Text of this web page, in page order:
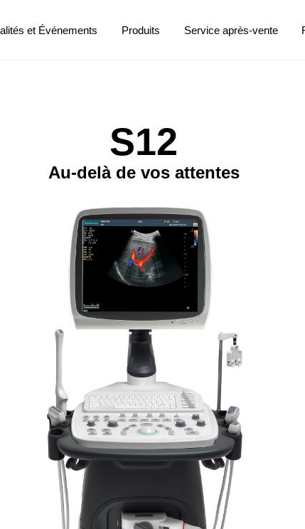
et Événements Produits Service après-vente
S12
Au-delà de vos attentes